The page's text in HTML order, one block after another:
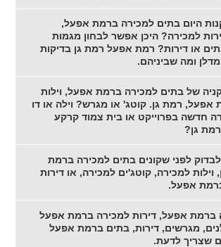
היום בתים למכירה ברמת אפעל,
למכירה? היכן אפשר לבחון מגמות
או דירות? רמת אפעל רמת גן בדיקות
קניה של בתים למכירה ברמת אפעל, וילות
אפעל, רמת גן. קוטג' או מגרש? וילה או דו
חדשה בפרוייקט או בית צמוד קרקע
גן?
לפני שקונים בתים למכירה ברמת
למכירה, קוטג'ים למכירה, או דירות
ברמת אפעל, דירות למכירה ברמת אפעל
מגרשים, דירות, בתים ברמת אפעל
שצריך לדעת.